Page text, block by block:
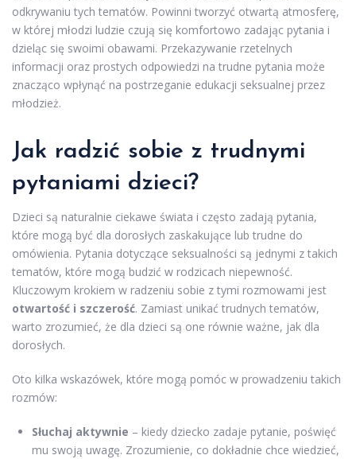
odkrywaniu tych tematów. Powinni tworzyć otwartą atmosferę,
w której młodzi ludzie czują się komfortowo zadając pytania i
dzieląc się swoimi obawami. Przekazywanie rzetelnych
informacji oraz prostych odpowiedzi na trudne pytania może
znacząco wpłynąć na postrzeganie edukacji seksualnej przez
młodzież.
Jak radzić sobie z trudnymi
pytaniami dzieci?
Dzieci są naturalnie ciekawe świata i często zadają pytania,
które mogą być dla dorosłych zaskakujące lub trudne do
omówienia. Pytania dotyczące seksualności są jednymi z takich
tematów, które mogą budzić w rodzicach niepewność.
Kluczowym krokiem w radzeniu sobie z tymi rozmowami jest
otwartość i szczerość. Zamiast unikać trudnych tematów,
warto zrozumieć, że dla dzieci są one równie ważne, jak dla
dorosłych.
Oto kilka wskazówek, które mogą pomóc w prowadzeniu takich
rozmów:
Słuchaj aktywnie – kiedy dziecko zadaje pytanie, poświęć
mu swoją uwagę. Zrozumienie, co dokładnie chce wiedzieć,